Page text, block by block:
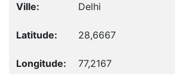
Delhi
28,6667
77,2167